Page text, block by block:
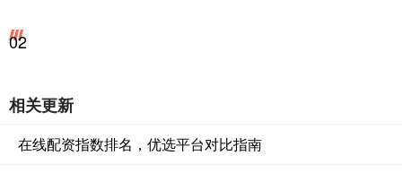
02
相关更新
在线配资指数排名，优选平台对比指南